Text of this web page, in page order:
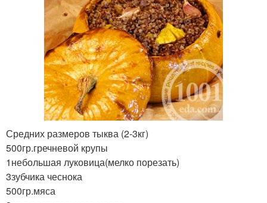
Средних размеров тыква (2-3кг)
500гр.гречневой крупы
1небольшая луковица(мелко порезать)
3зубчика чеснока
500гр.мяса